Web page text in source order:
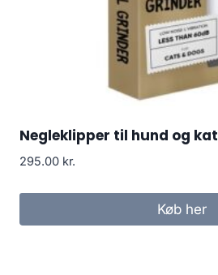
Negleklipper til hund og kat
295.00 kr.
Køb her